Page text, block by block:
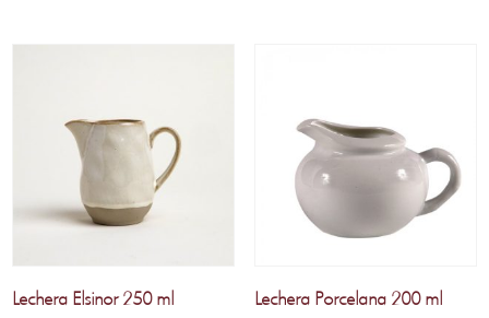
Lechera Elsinor 250 ml Lechera Porcelana 200 ml